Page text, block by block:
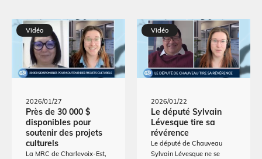
Vidéo
2026/01/27
Près de 30 000 $
disponibles pour
soutenir des projets
culturels
La MRC de Charlevoix-Est,
Vidéo
2026/01/22
Le député Sylvain
Lévesque tire sa
révérence
Le député de Chauveau
Sylvain Lévesque ne se